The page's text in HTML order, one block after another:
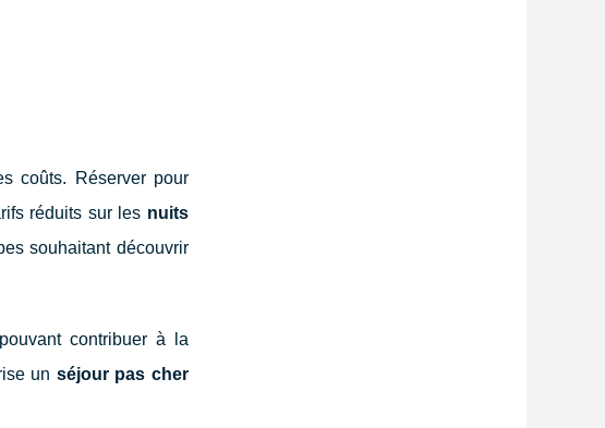
coûts. Réserver pour
réduits sur les nuits
souhaitant découvrir
contribuer à la
un séjour pas cher